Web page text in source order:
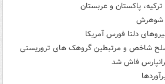
پاکستان و عربستان
شوهرش
دلتا فورس آمریکا